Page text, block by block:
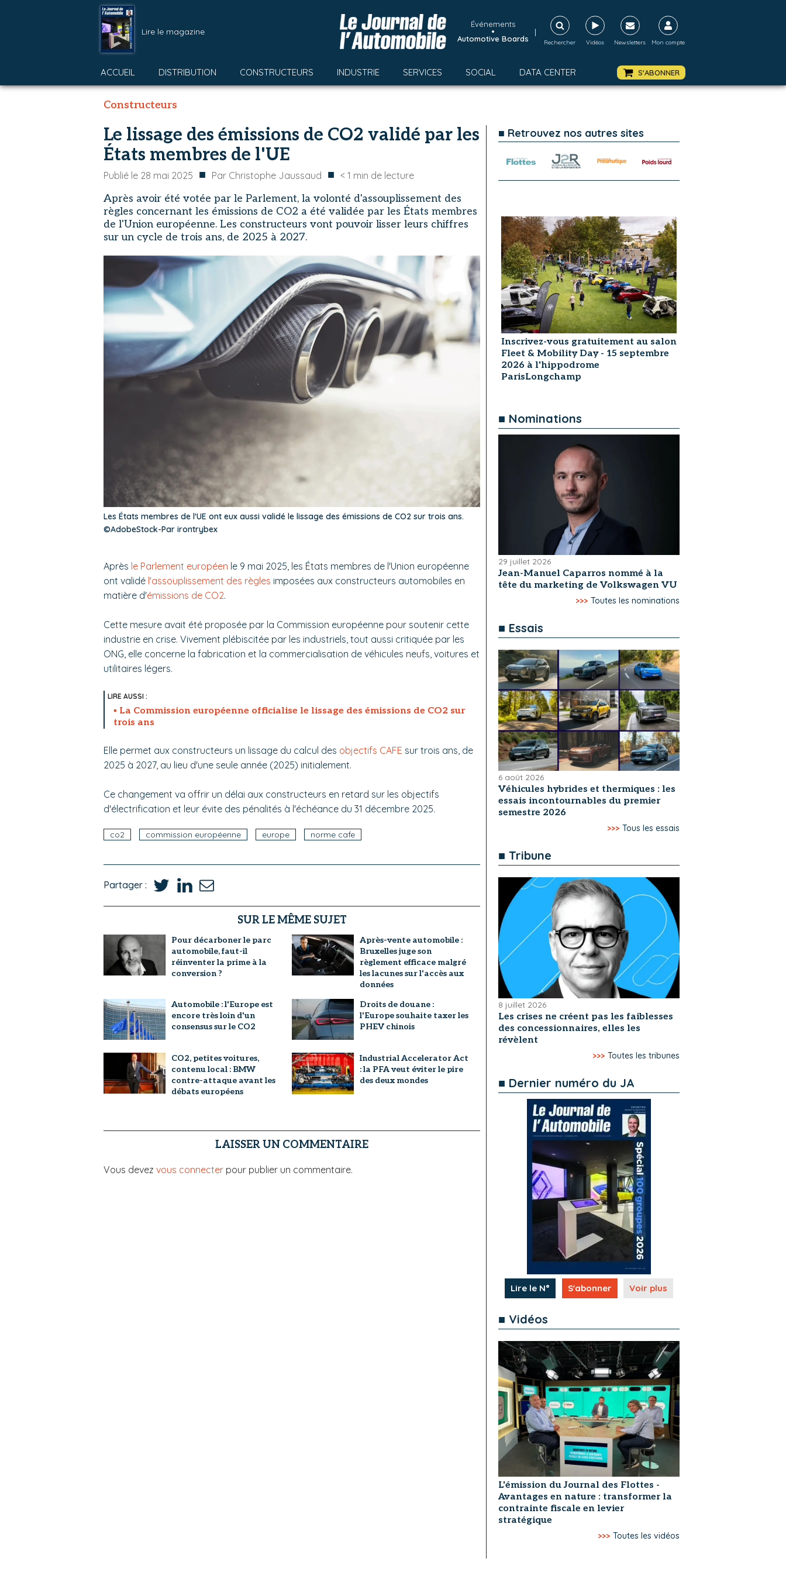
Lire le magazine
Événements
•
Automotive Boards
|
Rechercher Vidéos Newsletters Mon compte
ACCUEIL DISTRIBUTION CONSTRUCTEURS INDUSTRIE SERVICES SOCIAL DATA CENTER S'ABONNER
Constructeurs
Le lissage des émissions de CO2 validé par les
États membres de l'UE
Publié le 28 mai 2025 ■ Par Christophe Jaussaud ■ < 1 min de lecture
Après avoir été votée par le Parlement, la volonté d'assouplissement des
règles concernant les émissions de CO2 a été validée par les États membres
de l'Union européenne. Les constructeurs vont pouvoir lisser leurs chiffres
sur un cycle de trois ans, de 2025 à 2027.
Les États membres de l'UE ont eux aussi validé le lissage des émissions de CO2 sur trois ans.
©AdobeStock-Par irontrybex
Après le Parlement européen le 9 mai 2025, les États membres de l'Union européenne
ont validé l'assouplissement des règles imposées aux constructeurs automobiles en
matière d'émissions de CO2.
Cette mesure avait été proposée par la Commission européenne pour soutenir cette
industrie en crise. Vivement plébiscitée par les industriels, tout aussi critiquée par les
ONG, elle concerne la fabrication et la commercialisation de véhicules neufs, voitures et
utilitaires légers.
La Commission européenne officialise le lissage des émissions de CO2 sur
trois ans
Elle permet aux constructeurs un lissage du calcul des objectifs CAFE sur trois ans, de
2025 à 2027, au lieu d'une seule année (2025) initialement.
Ce changement va offrir un délai aux constructeurs en retard sur les objectifs
d'électrification et leur évite des pénalités à l'échéance du 31 décembre 2025.
co2 commission européenne europe norme cafe
Partager :
SUR LE MÊME SUJET
Pour décarboner le parc
automobile, faut-il
réinventer la prime à la
conversion ?
Après-vente automobile :
Bruxelles juge son
règlement efficace malgré
les lacunes sur l'accès aux
données
Automobile : l'Europe est
encore très loin d'un
consensus sur le CO2
Droits de douane :
l'Europe souhaite taxer les
PHEV chinois
CO2, petites voitures,
contenu local : BMW
contre-attaque avant les
débats européens
Industrial Accelerator Act
: la PFA veut éviter le pire
des deux mondes
LAISSER UN COMMENTAIRE
Vous devez vous connecter pour publier un commentaire.
■ Retrouvez nos autres sites
Inscrivez-vous gratuitement au salon
Fleet & Mobility Day - 15 septembre
2026 à l'hippodrome
ParisLongchamp
■ Nominations
29 juillet 2026
Jean-Manuel Caparros nommé à la
tête du marketing de Volkswagen VU
>>> Toutes les nominations
■ Essais
6 août 2026
Véhicules hybrides et thermiques : les
essais incontournables du premier
semestre 2026
>>> Tous les essais
■ Tribune
8 juillet 2026
Les crises ne créent pas les faiblesses
des concessionnaires, elles les
révèlent
>>> Toutes les tribunes
■ Dernier numéro du JA
Lire le N° S'abonner Voir plus
■ Vidéos
L'émission du Journal des Flottes -
Avantages en nature : transformer la
contrainte fiscale en levier
stratégique
>>> Toutes les vidéos